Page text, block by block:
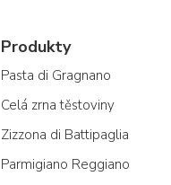
Produkty
Pasta di Gragnano
Celá zrna těstoviny
Zizzona di Battipaglia
Parmigiano Reggiano